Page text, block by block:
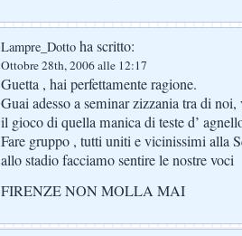
Lampre_Dotto ha scritto:
Ottobre 28th, 2006 alle 12:17
Guetta , hai perfettamente ragione.
Guai adesso a seminar zizzania tra di
il gioco di quella manica di teste d’
Fare gruppo , tutti uniti e vicinissimi alla
allo stadio facciamo sentire le nostre voci
FIRENZE NON MOLLA MAI